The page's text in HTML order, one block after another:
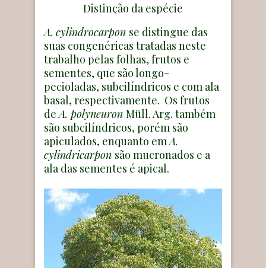
Distinção da espécie
A. cylindrocarpon se distingue das
suas congenéricas tratadas neste
trabalho pelas folhas, frutos e
sementes, que são longo-
pecioladas, subcilíndricos e com ala
basal, respectivamente. Os frutos
deA. polyneuron Müll. Arg. também
são subcilíndricos, porém são
apiculados, enquanto emA.
cylindricarpon são mucronados e a
ala das sementes é apical.